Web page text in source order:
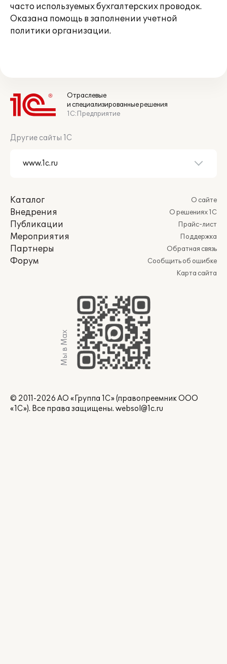
часто используемых бухгалтерских проводок.
Оказана помощь в заполнении учетной
политики организации.
Отраслевые
и специализированные решения
1С:Предприятие
Другие сайты 1С
Каталог
Внедрения
Публикации
Мероприятия
Партнеры
Форум
О сайте
О решениях 1С
Прайс-лист
Поддержка
Обратная связь
Сообщить об ошибке
Карта сайта
Мы в Max
© 2011-2026 АО «Группа 1С» (правопреемник ООО
«1С»). Все права защищены. websol@1c.ru